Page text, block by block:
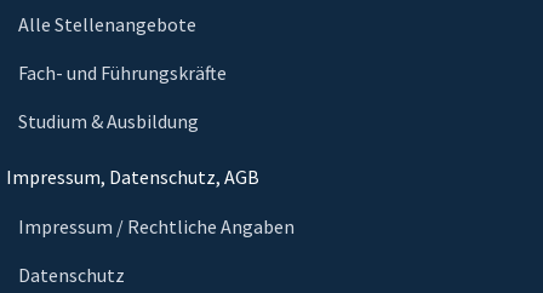
Alle Stellenangebote
Fach- und Führungskräfte
Studium & Ausbildung
Impressum, Datenschutz, AGB
Impressum / Rechtliche Angaben
Datenschutz